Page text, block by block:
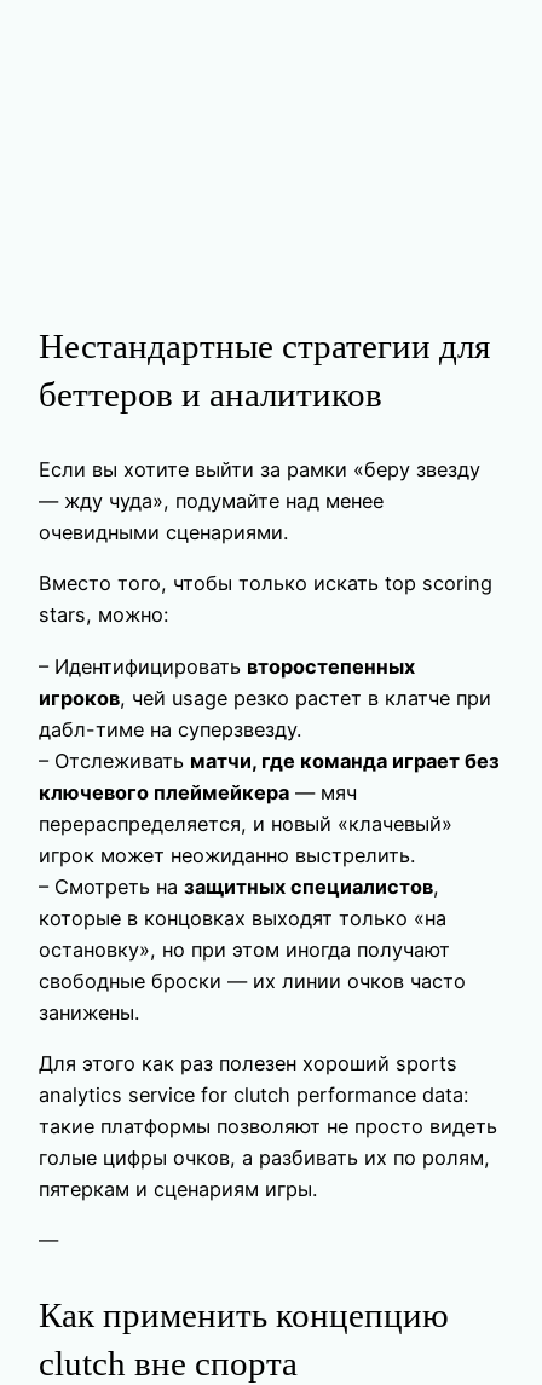
Нестандартные стратегии для
беттеров и аналитиков
Если вы хотите выйти за рамки «беру звезду
— жду чуда», подумайте над менее
очевидными сценариями.
Вместо того, чтобы только искать top scoring
stars, можно:
– Идентифицировать второстепенных
игроков, чей usage резко растет в клатче при
дабл-тиме на суперзвезду.
– Отслеживать матчи, где команда играет без
ключевого плеймейкера — мяч
перераспределяется, и новый «клачевый»
игрок может неожиданно выстрелить.
– Смотреть на защитных специалистов,
которые в концовках выходят только «на
остановку», но при этом иногда получают
свободные броски — их линии очков часто
занижены.
Для этого как раз полезен хороший sports
analytics service for clutch performance data:
такие платформы позволяют не просто видеть
голые цифры очков, а разбивать их по ролям,
пятеркам и сценариям игры.
—
Как применить концепцию
clutch вне спорта